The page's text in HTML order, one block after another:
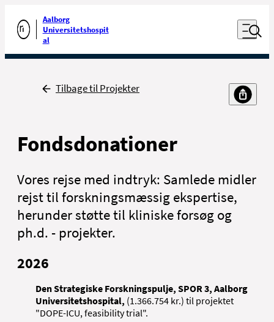
Gå til forsiden
Aalborg
Universitetshospit
al
Åben
Udfør søgning
Tilbage
Tilbage til Projekter
Fondsdonationer
Vores rejse med indtryk: Samlede midler
rejst til forskningsmæssig ekspertise,
herunder støtte til kliniske forsøg og
ph.d. - projekter.
2026
Den Strategiske Forskningspulje, SPOR 3, Aalborg
Universitetshospital, (1.366.754 kr.) til projektet
"DOPE-ICU, feasibility trial".